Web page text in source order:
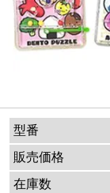
型番
販売価格
在庫数